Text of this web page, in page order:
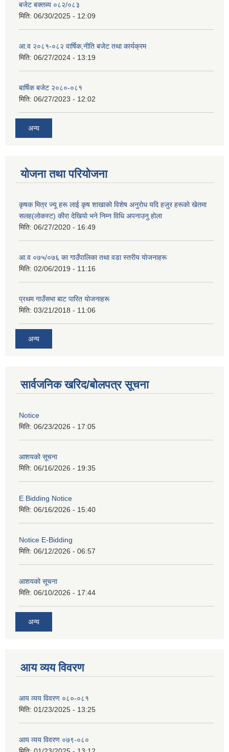
बजेट बक्तब्य ०८२/०८३
मिति: 06/30/2025 - 12:09
आ.व २०८१-०८२ वार्षिक,नीति बजेट तथा कार्यक्रम
मिति: 06/27/2024 - 13:19
बार्षिक बजेट २०८०-०८१
मिति: 06/27/2023 - 12:02
अन्य
योजना तथा परियोजना
कृषक मित्र ज्यू हरू लाई कृष शाखाकाे विशेष अनुराेध यदि हजुर हरूकाे खेतमा
सलह(लाेकस्ट) कीरा देखियाे भने निम्न विधि अपनाउनु हाेला
मिति: 06/27/2020 - 16:49
आ‍.व ०७५/०७६ का गाउँपालिका तथा वडा स्तरीय याेजनाहरू
मिति: 02/06/2019 - 11:16
प्रथम गाउँसभा बाट पारित याेजनाहरू
मिति: 03/21/2018 - 11:06
अन्य
सार्वजनिक खरिद/बोलपत्र सूचना
Notice
मिति: 06/23/2026 - 17:05
आशयको सूचना
मिति: 06/16/2026 - 19:35
E Bidding Notice
मिति: 06/16/2026 - 15:40
Notice E-Bidding
मिति: 06/12/2026 - 06:57
आशयको सूचना
मिति: 06/10/2026 - 17:44
अन्य
आय व्यय विवरण
आय व्यय विवरण ०८०-०८१
मिति: 01/23/2025 - 13:25
आय व्यय विवरण ०७९-०८०